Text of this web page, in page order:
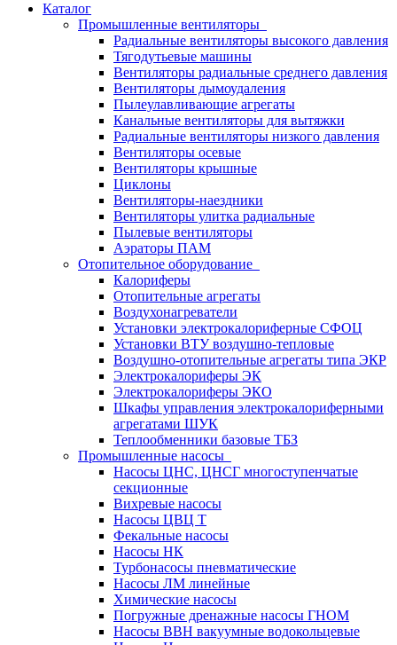
Каталог
Промышленные вентиляторы
Радиальные вентиляторы высокого давления
Тягодутьевые машины
Вентиляторы радиальные среднего давления
Вентиляторы дымоудаления
Пылеулавливающие агрегаты
Канальные вентиляторы для вытяжки
Радиальные вентиляторы низкого давления
Вентиляторы осевые
Вентиляторы крышные
Циклоны
Вентиляторы-наездники
Вентиляторы улитка радиальные
Пылевые вентиляторы
Аэраторы ПАМ
Отопительное оборудование
Калориферы
Отопительные агрегаты
Воздухонагреватели
Установки электрокалориферные СФОЦ
Установки ВТУ воздушно-тепловые
Воздушно-отопительные агрегаты типа ЭКР
Электрокалориферы ЭК
Электрокалориферы ЭКО
Шкафы управления электрокалориферными
агрегатами ШУК
Теплообменники базовые ТБЗ
Промышленные насосы
Насосы ЦНС, ЦНСГ многоступенчатые
секционные
Вихревые насосы
Насосы ЦВЦ Т
Фекальные насосы
Насосы НК
Турбонасосы пневматические
Насосы ЛМ линейные
Химические насосы
Погружные дренажные насосы ГНОМ
Насосы ВВН вакуумные водокольцевые